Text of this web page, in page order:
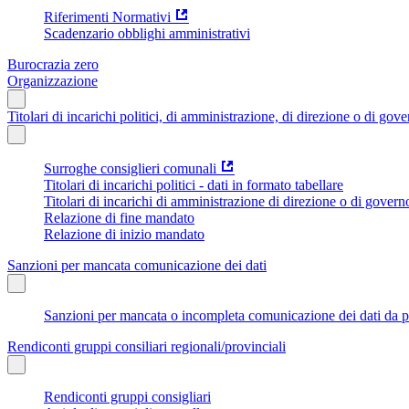
Riferimenti Normativi
Scadenzario obblighi amministrativi
Burocrazia zero
Organizzazione
Titolari di incarichi politici, di amministrazione, di direzione o di
Surroghe consiglieri comunali
Titolari di incarichi politici - dati in formato tabellare
Titolari di incarichi di amministrazione di direzione o di
Relazione di fine mandato
Relazione di inizio mandato
Sanzioni per mancata comunicazione dei dati
Sanzioni per mancata o incompleta comunicazione dei dati
Rendiconti gruppi consiliari regionali/provinciali
Rendiconti gruppi consigliari